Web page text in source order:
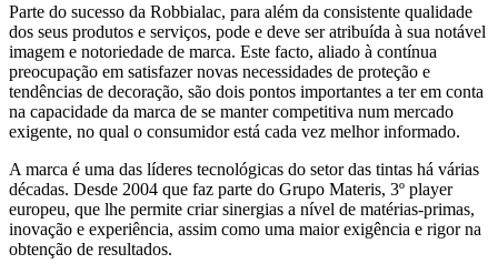
Parte do sucesso da Robbialac, para além da consistente qualidade
dos seus produtos e serviços, pode e deve ser atribuída à sua notável
imagem e notoriedade de marca. Este facto, aliado à contínua
preocupação em satisfazer novas necessidades de proteção e
tendências de decoração, são dois pontos importantes a ter em conta
na capacidade da marca de se manter competitiva num mercado
exigente, no qual o consumidor está cada vez melhor informado.
A marca é uma das líderes tecnológicas do setor das tintas há várias
décadas. Desde 2004 que faz parte do Grupo Materis, 3º player
europeu, que lhe permite criar sinergias a nível de matérias-primas,
inovação e experiência, assim como uma maior exigência e rigor na
obtenção de resultados.